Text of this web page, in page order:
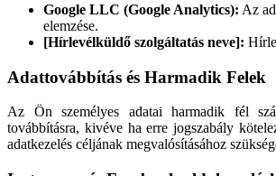
Google LLC (Google Analytics): Az
elemzése.
[Hírlevélküldő szolgáltatás neve]:
Adattovábbítás és Harmadik Felek
Az Ön személyes adatai harmadik fél
továbbításra, kivéve ha erre jogszabály
adatkezelés céljának megvalósításához